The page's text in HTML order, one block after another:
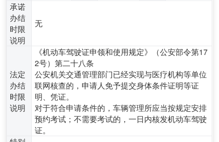
承诺
办结
时限
说明
无
法定
办结
时限
说明
《机动车驾驶证申领和使用规定》（公安部令第17
2号）第二十八条
公安机关交通管理部门已经实现与医疗机构等单位
联网核查的，申请人免予提交身体条件证明等证
明、凭证。
对于符合申请条件的，车辆管理所应当按规定安排
预约考试；不需要考试的，一日内核发机动车驾驶
证。